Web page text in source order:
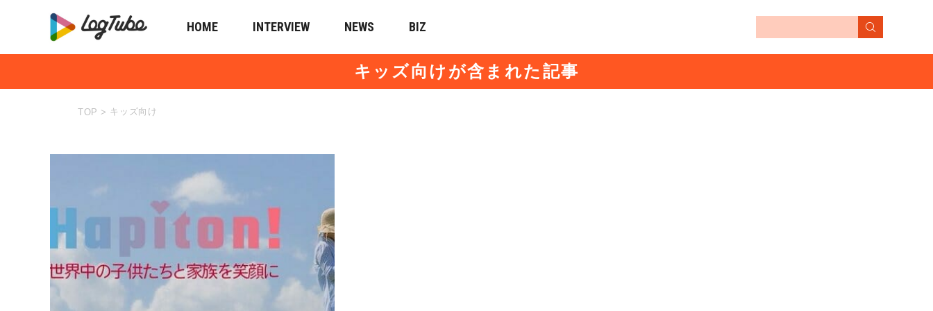
HOME INTERVIEW NEWS BIZ
キッズ向けが含まれた記事
TOP > キッズ向け